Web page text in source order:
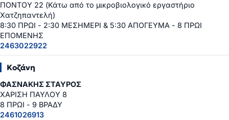
ΠΟΝΤΟΥ 22 (Κάτω από το μικροβιολογικό εργαστήριο
Χατζηπαντελή)
8:30 ΠΡΩΙ - 2:30 ΜΕΣΗΜΕΡΙ & 5:30 ΑΠΟΓΕΥΜΑ - 8 ΠΡΩΙ
ΕΠΟΜΕΝΗΣ
2463022922
Κοζάνη
ΦΑΣΝΑΚΗΣ ΣΤΑΥΡΟΣ
ΧΑΡΙΣΗ ΠΑΥΛΟΥ 8
8 ΠΡΩΙ - 9 ΒΡΑΔΥ
2461026913